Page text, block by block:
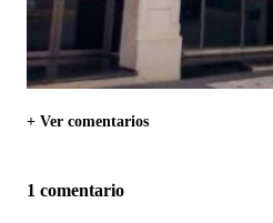
+ Ver comentarios
1 comentario